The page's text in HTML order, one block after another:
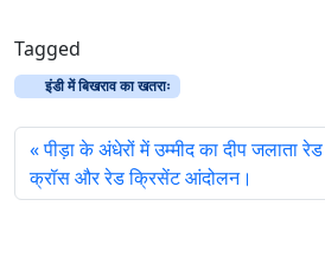
Tagged
इंडी में बिखराव का खतराः
पीड़ा के अंधेरों में उम्मीद का दीप जलाता रेड
क्रॉस और रेड क्रिसेंट आंदोलन।